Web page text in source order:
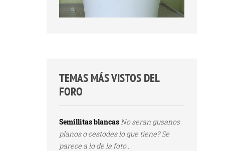
TEMAS MÁS VISTOS DEL
FORO
Semillitas blancasNo seran gusanos
planos o cestodes lo que tiene? Se
parece a lo de la foto...